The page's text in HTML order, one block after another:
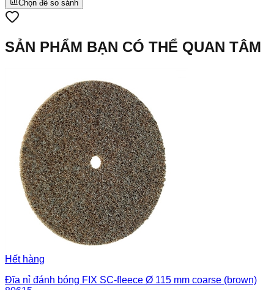
Chọn để so sánh
SẢN PHẨM BẠN CÓ THỂ QUAN TÂM
Hết hàng
Đĩa nỉ đánh bóng FIX SC-fleece Ø 115 mm coarse (brown)